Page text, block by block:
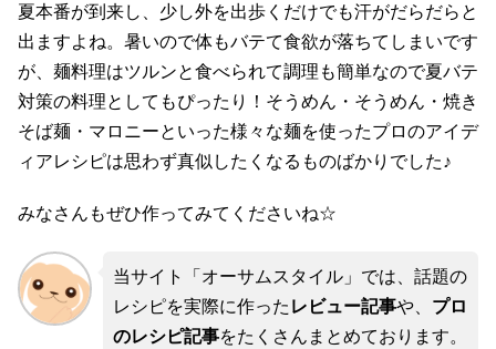
夏本番が到来し、少し外を出歩くだけでも汗がだらだらと
出ますよね。暑いので体もバテて食欲が落ちてしまいです
が、麺料理はツルンと食べられて調理も簡単なので夏バテ
対策の料理としてもぴったり！そうめん・そうめん・焼き
そば麺・マロニーといった様々な麺を使ったプロのアイデ
ィアレシピは思わず真似したくなるものばかりでした♪
みなさんもぜひ作ってみてくださいね☆
当サイト「オーサムスタイル」では、話題の
レシピを実際に作った レビュー記事や、 プロ
のレシピ記事をたくさんまとめております。